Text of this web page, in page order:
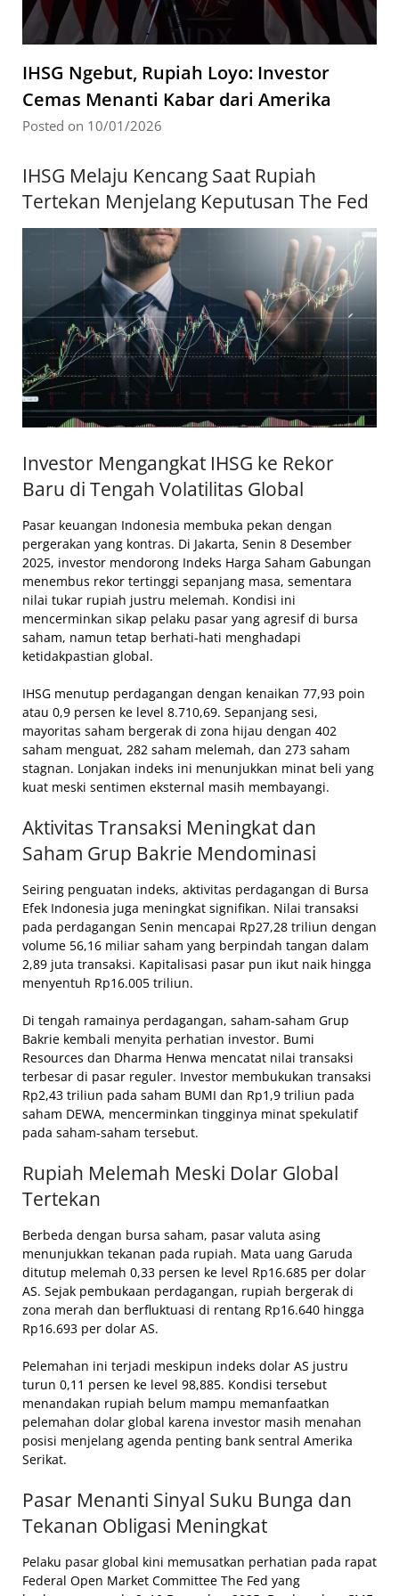
IHSG Ngebut, Rupiah Loyo: Investor
Cemas Menanti Kabar dari Amerika
Posted on 10/01/2026
IHSG Melaju Kencang Saat Rupiah
Tertekan Menjelang Keputusan The Fed
Investor Mengangkat IHSG ke Rekor
Baru di Tengah Volatilitas Global
Pasar keuangan Indonesia membuka pekan dengan
pergerakan yang kontras. Di Jakarta, Senin 8 Desember
2025, investor mendorong Indeks Harga Saham Gabungan
menembus rekor tertinggi sepanjang masa, sementara
nilai tukar rupiah justru melemah. Kondisi ini
mencerminkan sikap pelaku pasar yang agresif di bursa
saham, namun tetap berhati-hati menghadapi
ketidakpastian global.
IHSG menutup perdagangan dengan kenaikan 77,93 poin
atau 0,9 persen ke level 8.710,69. Sepanjang sesi,
mayoritas saham bergerak di zona hijau dengan 402
saham menguat, 282 saham melemah, dan 273 saham
stagnan. Lonjakan indeks ini menunjukkan minat beli yang
kuat meski sentimen eksternal masih membayangi.
Aktivitas Transaksi Meningkat dan
Saham Grup Bakrie Mendominasi
Seiring penguatan indeks, aktivitas perdagangan di Bursa
Efek Indonesia juga meningkat signifikan. Nilai transaksi
pada perdagangan Senin mencapai Rp27,28 triliun dengan
volume 56,16 miliar saham yang berpindah tangan dalam
2,89 juta transaksi. Kapitalisasi pasar pun ikut naik hingga
menyentuh Rp16.005 triliun.
Di tengah ramainya perdagangan, saham-saham Grup
Bakrie kembali menyita perhatian investor. Bumi
Resources dan Dharma Henwa mencatat nilai transaksi
terbesar di pasar reguler. Investor membukukan transaksi
Rp2,43 triliun pada saham BUMI dan Rp1,9 triliun pada
saham DEWA, mencerminkan tingginya minat spekulatif
pada saham-saham tersebut.
Rupiah Melemah Meski Dolar Global
Tertekan
Berbeda dengan bursa saham, pasar valuta asing
menunjukkan tekanan pada rupiah. Mata uang Garuda
ditutup melemah 0,33 persen ke level Rp16.685 per dolar
AS. Sejak pembukaan perdagangan, rupiah bergerak di
zona merah dan berfluktuasi di rentang Rp16.640 hingga
Rp16.693 per dolar AS.
Pelemahan ini terjadi meskipun indeks dolar AS justru
turun 0,11 persen ke level 98,885. Kondisi tersebut
menandakan rupiah belum mampu memanfaatkan
pelemahan dolar global karena investor masih menahan
posisi menjelang agenda penting bank sentral Amerika
Serikat.
Pasar Menanti Sinyal Suku Bunga dan
Tekanan Obligasi Meningkat
Pelaku pasar global kini memusatkan perhatian pada rapat
Federal Open Market Committee The Fed yang